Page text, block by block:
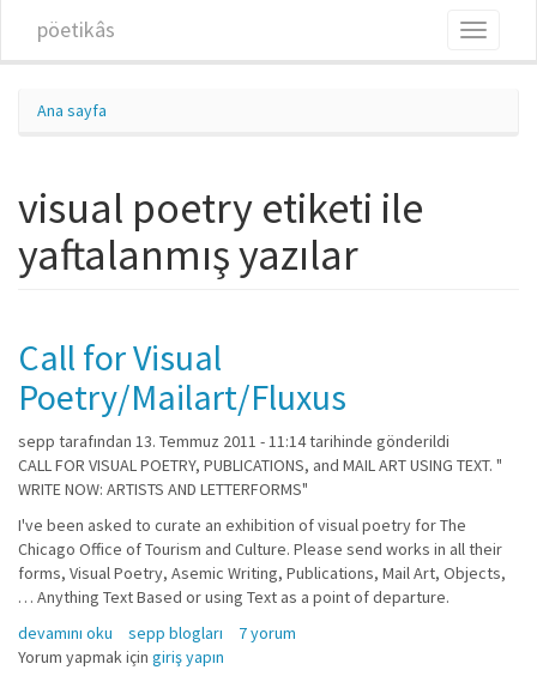
pöetikâs
Toggle
Ana sayfa
visual poetry etiketi ile
yaftalanmış yazılar
Call for Visual
Poetry/Mailart/Fluxus
sepp tarafından 13. Temmuz 2011 - 11:14 tarihinde gönderildi
CALL FOR VISUAL POETRY, PUBLICATIONS, and MAIL ART USING TEXT. "
WRITE NOW: ARTISTS AND LETTERFORMS"
I've been asked to curate an exhibition of visual poetry for The
Chicago Office of Tourism and Culture. Please send works in all their
forms, Visual Poetry, Asemic Writing, Publications, Mail Art, Objects,
… Anything Text Based or using Text as a point of departure.
Call for Visual Poetry/Mailart/Fluxus hakkında
devamını oku sepp blogları
7 yorum
Yorum yapmak için giriş yapın